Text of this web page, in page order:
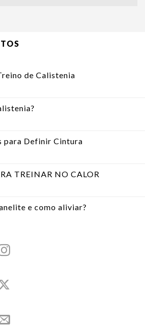
de Calistenia
para Definir Cintura
TREINAR NO CALOR
e como aliviar?